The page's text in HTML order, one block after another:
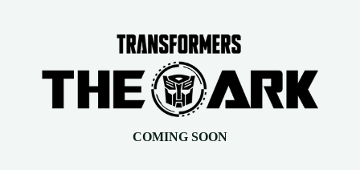
COMING SOON